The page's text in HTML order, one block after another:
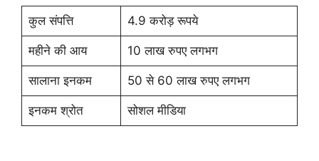
कुल संपत्ति 4.9 करोड़ रूपये
महीने की आय 10 लाख रुपए लगभग
सालाना इनकम 50 से 60 लाख रुपए लगभग
इनकम श्रोत सोशल मीडिया